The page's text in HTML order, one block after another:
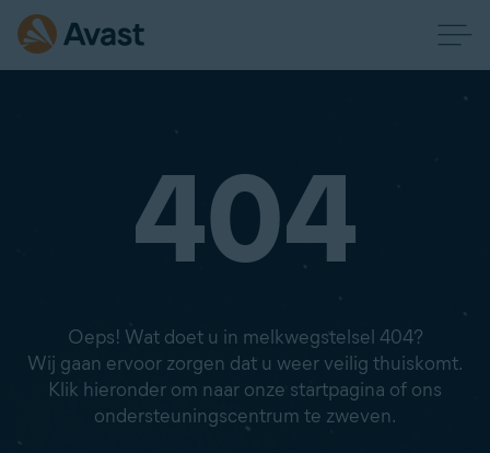
404
Oeps! Wat doet u in melkwegstelsel 404?
Wij gaan ervoor zorgen dat u weer veilig thuiskomt.
Klik hieronder om naar onze startpagina of ons
ondersteuningscentrum te zweven.